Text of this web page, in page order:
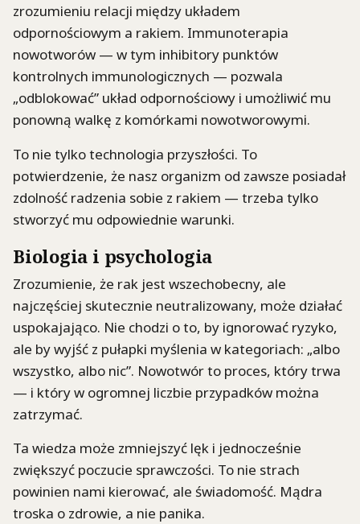
zrozumieniu relacji między układem
odpornościowym a rakiem. Immunoterapia
nowotworów — w tym inhibitory punktów
kontrolnych immunologicznych — pozwala
„odblokować” układ odpornościowy i umożliwić mu
ponowną walkę z komórkami nowotworowymi.
To nie tylko technologia przyszłości. To
potwierdzenie, że nasz organizm od zawsze posiadał
zdolność radzenia sobie z rakiem — trzeba tylko
stworzyć mu odpowiednie warunki.
Biologia i psychologia
Zrozumienie, że rak jest wszechobecny, ale
najczęściej skutecznie neutralizowany, może działać
uspokajająco. Nie chodzi o to, by ignorować ryzyko,
ale by wyjść z pułapki myślenia w kategoriach: „albo
wszystko, albo nic”. Nowotwór to proces, który trwa
— i który w ogromnej liczbie przypadków można
zatrzymać.
Ta wiedza może zmniejszyć lęk i jednocześnie
zwiększyć poczucie sprawczości. To nie strach
powinien nami kierować, ale świadomość. Mądra
troska o zdrowie, a nie panika.